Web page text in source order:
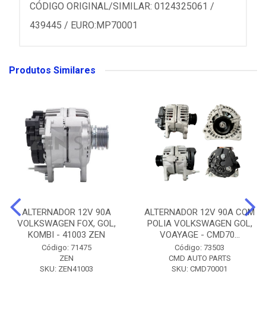
CÓDIGO ORIGINAL/SIMILAR: 0124325061 /
439445 / EURO:MP70001
Produtos Similares
ALTERNADOR 12V 90A
VOLKSWAGEN FOX, GOL,
KOMBI - 41003 ZEN
Código: 71475
ZEN
SKU: ZEN41003
ALTERNADOR 12V 90A COM
POLIA VOLKSWAGEN GOL,
VOAYAGE - CMD70...
Código: 73503
CMD AUTO PARTS
SKU: CMD70001